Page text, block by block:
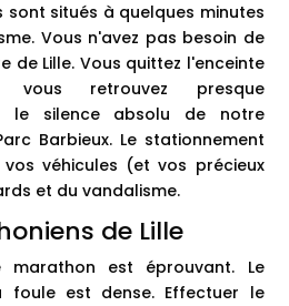
situés à quelques minutes
Vous n'avez pas besoin de
de Lille. Vous quittez l'enceinte
retrouvez presque
le silence absolu de notre
Barbieux. Le stationnement
véhicules (et vos précieux
et du vandalisme.
de Lille
marathon est éprouvant. Le
foule est dense. Effectuer le